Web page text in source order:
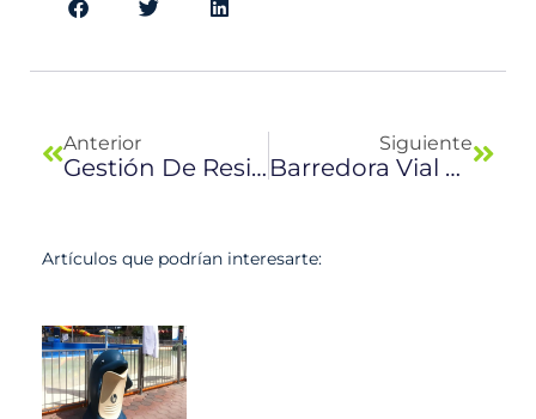
Anterior
Gestión De Residuos Para La Nueva Normalidad
Siguiente
Barredora Vial Mecánico Aspirante
Artículos que podrían interesarte: